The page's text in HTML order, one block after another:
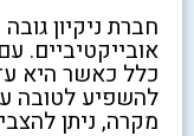
חברת ניקיון
אובייקטיביים.
כלל כאשר היא
להשפיע לטובה
מקרה, ניתן